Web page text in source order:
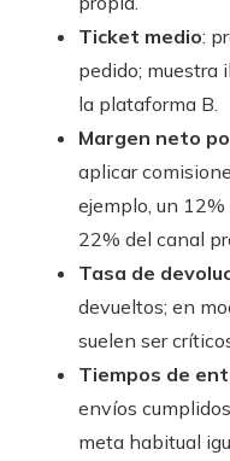
Ticket medio:
pedido; muestra
la plataforma B.
Margen neto
aplicar
ejemplo, un
22% del canal
Tasa de
devueltos; en
suelen ser
Tiempos de
envíos
meta habitual